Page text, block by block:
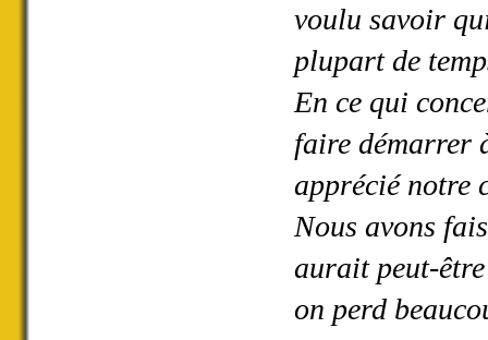
voulu savoir
plupart de
En ce qui
faire démarrer
apprécié notre
Nous avons
aurait peut-
on perd